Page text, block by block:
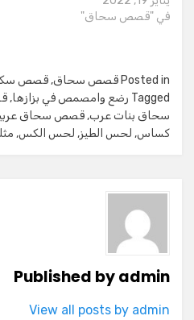
في "قصص سحاق"
Posted in قصص سحاق, قصص
Tagged رضع وامصمص في بزازها,
سحاق بنات عرب, قصص سحاق
كساس, لحس الطيز, لحس الكس,
Published byadmin
View all posts by admin